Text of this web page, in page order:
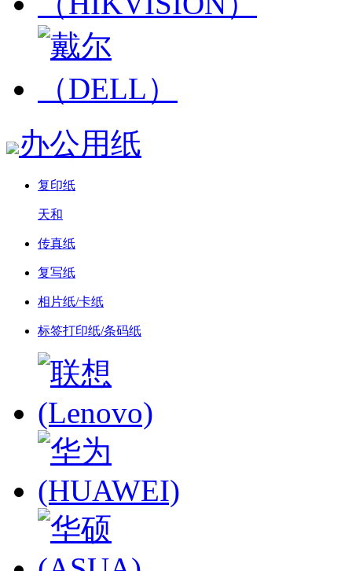
办公用纸
复印纸
天和
传真纸
复写纸
相片纸/卡纸
标签打印纸/条码纸